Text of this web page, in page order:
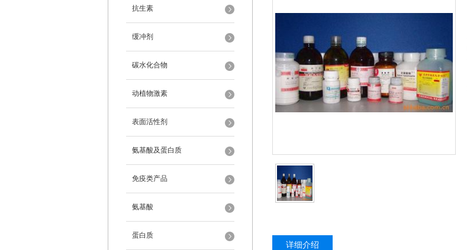
抗生素
缓冲剂
碳水化合物
动植物激素
表面活性剂
氨基酸及蛋白质
免疫类产品
氨基酸
蛋白质
详细介绍